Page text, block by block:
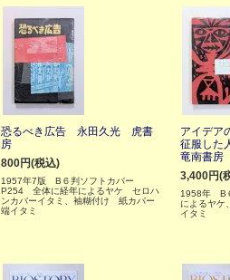
恐るべき広告 永田久光 虎書
房
800円(税込)
1957年7版 B６判ソフトカバー
P254 全体に経年によるヤケ セロハ
ンカバーイタミ、袖糊付け 紙カバー
端イタミ
アイデ
征服し
竜南書房
3,400円(
1958年 B
によるヤ
イタミ